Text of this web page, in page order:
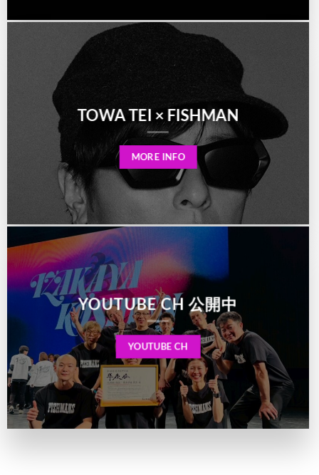
TOWA TEI × FISHMAN
MORE INFO
YOUTUBE CH 公開中
YOUTUBE CH